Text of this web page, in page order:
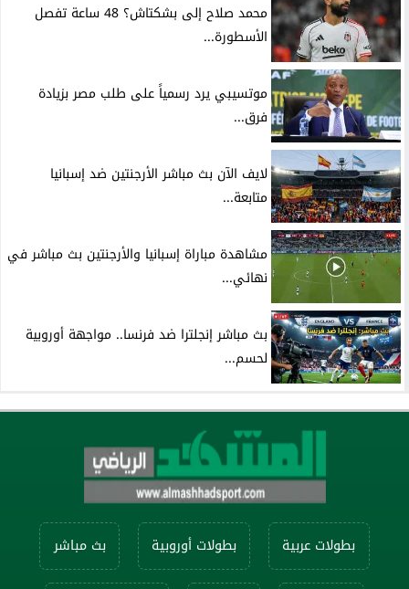
محمد صلاح إلى بشكتاش؟ 48 ساعة تفصل
الأسطورة...
موتسيبي يرد رسمياً على طلب مصر بزيادة
فرق...
لايف الآن بث مباشر الأرجنتين ضد إسبانيا
متابعة...
مشاهدة مباراة إسبانيا والأرجنتين بث مباشر في
نهائي...
بث مباشر إنجلترا ضد فرنسا.. مواجهة أوروبية
لحسم...
بطولات عربية بطولات أوروبية بث مباشر